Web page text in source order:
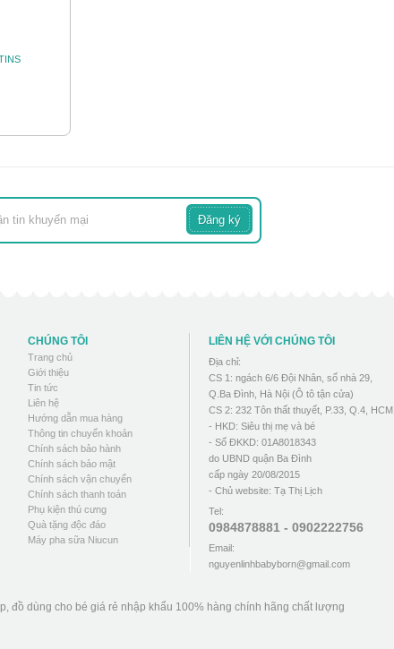
CHÚNG TÔI
Trang chủ
Giới thiệu
Tin tức
Liên hệ
Hướng dẫn mua hàng
Thông tin chuyển khoản
Chính sách bảo hành
Chính sách bảo mật
Chính sách vận chuyển
Chính sách thanh toán
Phụ kiện thú cưng
Quà tặng độc đáo
Máy pha sữa Niucun
LIÊN HỆ VỚI CHÚNG TÔI
Địa chỉ:
CS 1: ngách 6/6 Đội Nhân, số nhà 29,
Q.Ba Đình, Hà Nội (Ô tô tận cửa)
CS 2: 232 Tôn thất thuyết, P.33, Q.4, HCM
- HKD: Siêu thị mẹ và bé
- Số ĐKKD: 01A8018343
do UBND quận Ba Đình
cấp ngày 20/08/2015
- Chủ website: Tạ Thị Lịch
Tel:
0984878881 - 0902222756
Email:
nguyenlinhbabyborn@gmail.com
đồ dùng cho bé giá rẻ nhập khẩu 100% hàng chính hãng chất lượng